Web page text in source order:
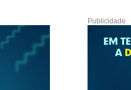
Publicidade